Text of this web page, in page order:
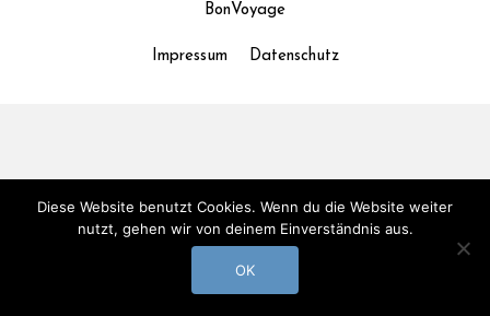
BonVoyage
Impressum Datenschutz
Diese Website benutzt Cookies. Wenn du die Website weiter
nutzt, gehen wir von deinem Einverständnis aus.
OK